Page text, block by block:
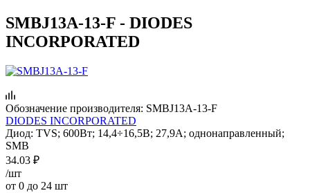
SMBJ13A-13-F - DIODES
INCORPORATED
Обозначение производителя: SMBJ13A-13-F
DIODES INCORPORATED
Диод: TVS; 600Вт; 14,4÷16,5В; 27,9А; однонаправленный;
SMB
34.03 ₽
/шт
от 0 до 24 шт